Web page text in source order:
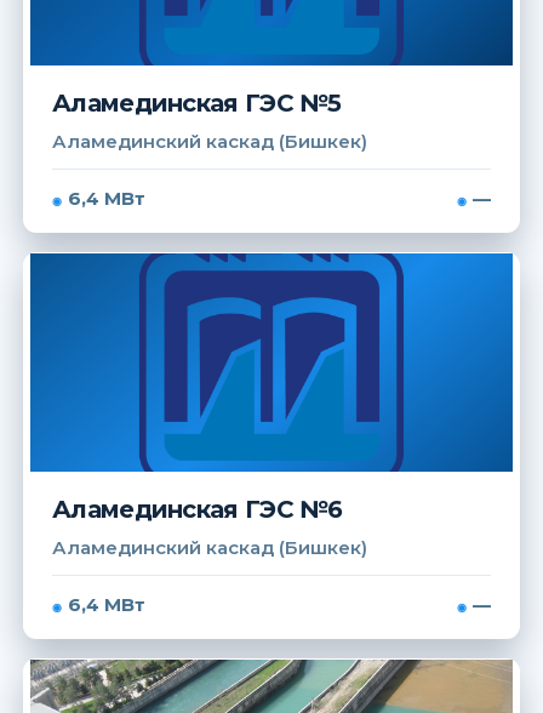
Аламединская ГЭС №5
Аламединский каскад (Бишкек)
6,4 МВт —
Аламединская ГЭС №6
Аламединский каскад (Бишкек)
6,4 МВт —